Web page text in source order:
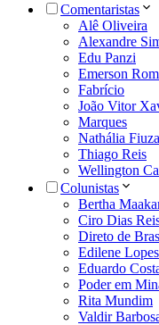
Comentaristas
Alê Oliveira
Alexandre
Edu Panzi
Emerson
Fabrício
João Vitor
Marques
Nathália Fiuza
Thiago Reis
Wellington
Colunistas
Bertha
Ciro Dias
Direto de
Edilene Lopes
Eduardo
Poder em
Rita Mundim
Valdir